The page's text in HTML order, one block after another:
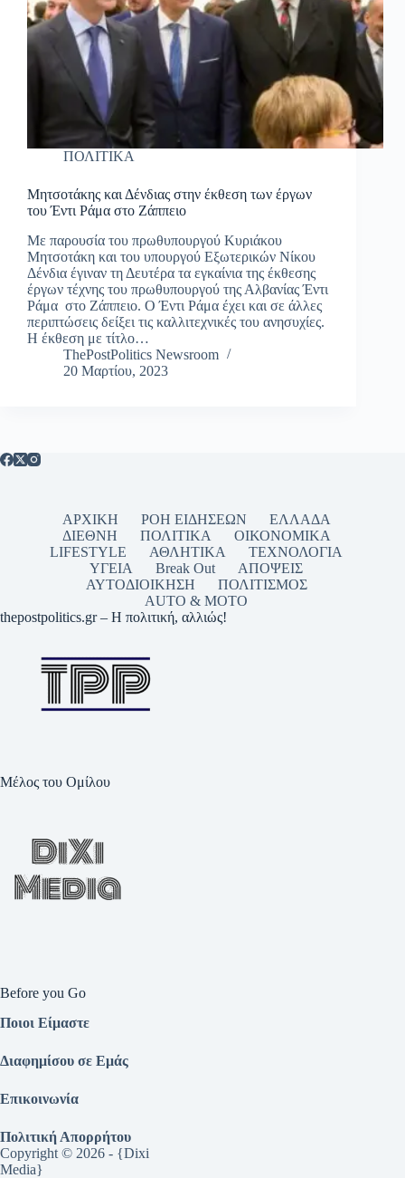
ΠΟΛΙΤΙΚΑ
Μητσοτάκης και Δένδιας στην έκθεση των έργων
του Έντι Ράμα στο Ζάππειο
Με παρουσία του πρωθυπουργού Κυριάκου
Μητσοτάκη και του υπουργού Εξωτερικών Νίκου
Δένδια έγιναν τη Δευτέρα τα εγκαίνια της έκθεσης
έργων τέχνης του πρωθυπουργού της Αλβανίας Έντι
Ράμα στο Ζάππειο. Ο Έντι Ράμα έχει και σε άλλες
περιπτώσεις δείξει τις καλλιτεχνικές του ανησυχίες.
Η έκθεση με τίτλο…
ThePostPolitics Newsroom
20 Μαρτίου, 2023
ΑΡΧΙΚΗ ΡΟΗ ΕΙΔΗΣΕΩΝ
ΕΛΛΑΔΑ
ΔΙΕΘΝΗ
ΠΟΛΙΤΙΚΑ
ΟΙΚΟΝΟΜΙΚΑ
LIFESTYLE
ΑΘΛΗΤΙΚΑ
ΤΕΧΝΟΛΟΓΙΑ
ΥΓΕΙΑ
Break Out
ΑΠΟΨΕΙΣ
ΑΥΤΟΔΙΟΙΚΗΣΗ
ΠΟΛΙΤΙΣΜΟΣ
AUTO & MOTO
thepostpolitics.gr – Η πολιτική, αλλιώς!
Μέλος του Ομίλου
Before you Go
Ποιοι Είμαστε
Διαφημίσου σε Εμάς
Επικοινωνία
Πολιτική Απορρήτου
Copyright © 2026 - {Dixi
Media}